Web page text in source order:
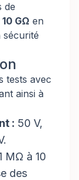
de
10 GΩ en
tests avec
ainsi à
: 50 V,
MΩ à 10
des